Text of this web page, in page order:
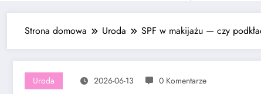
Strona domowa Uroda SPF w makijażu — czy
Uroda 2026-06-13 0 Komentarze